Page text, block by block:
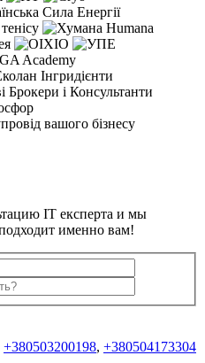
ІТ експерта и мы
именно вам!
+380503200198, +380504173304